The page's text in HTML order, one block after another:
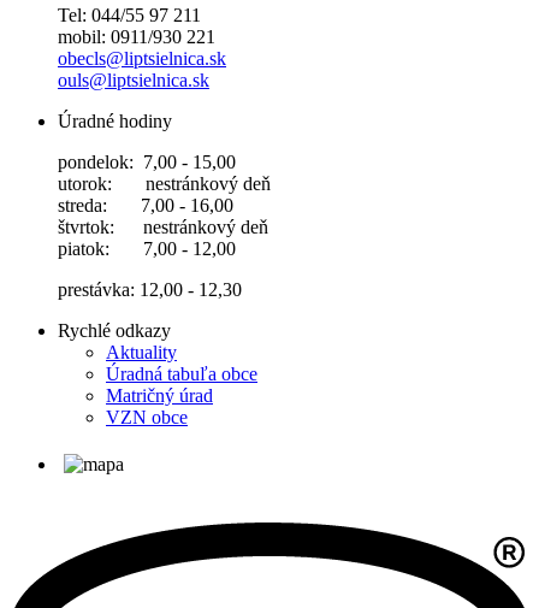
Tel: 044/55 97 211
mobil: 0911/930 221
obecls@liptsielnica.sk
ouls@liptsielnica.sk
Úradné hodiny
pondelok: 7,00 - 15,00
utorok: nestránkový deň
streda: 7,00 - 16,00
štvrtok: nestránkový deň
piatok: 7,00 - 12,00
prestávka: 12,00 - 12,30
Rychlé odkazy
Aktuality
Úradná tabuľa obce
Matričný úrad
VZN obce